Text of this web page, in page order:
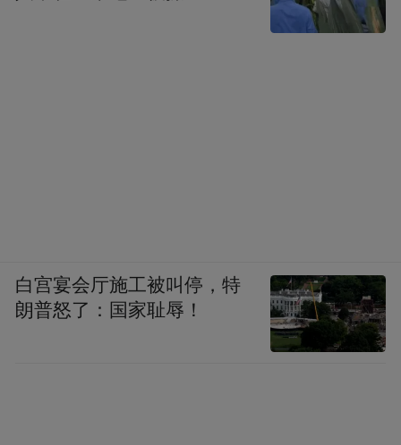
白宫宴会厅施工被叫停，特
朗普怒了：国家耻辱！